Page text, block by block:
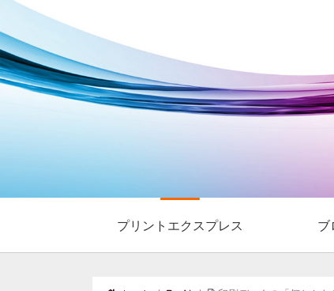
プリントエクスプレス ブ